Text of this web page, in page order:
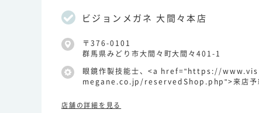
ビジョンメガネ 大間々本店
〒376-0101
群馬県みどり市大間々町大間々401-1
眼鏡作製技能士、<a href="https://
megane.co.jp/reservedShop.php">来店予
店舗の詳細を見る